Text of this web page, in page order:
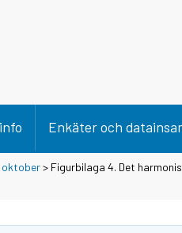
Enkäter och
oktober> Figurbilaga 4. Det